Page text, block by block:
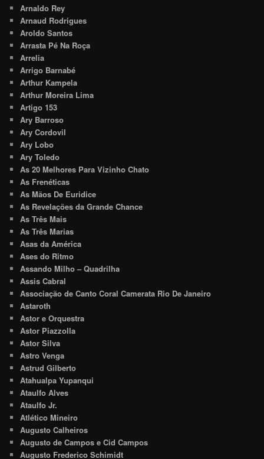
Arnaldo Rey
Arnaud Rodrigues
Aroldo Santos
Arrasta Pé Na Roça
Arrelia
Arrigo Barnabé
Arthur Kampela
Arthur Moreira Lima
Artigo 153
Ary Barroso
Ary Cordovil
Ary Lobo
Ary Toledo
As 20 Melhores Para Vizinho Chato
As Frenéticas
As Mãos De Euridice
As Revelações da Grande Chance
As Três Mais
As Três Marias
Asas da América
Ases do Ritmo
Assando Milho – Quadrilha
Assis Cabral
Associação de Canto Coral Camerata Rio De Janeiro
Astaroth
Astor e Orquestra
Astor Piazzolla
Astor Silva
Astro Venga
Astrud Gilberto
Atahualpa Yupanqui
Ataulfo Alves
Ataulfo Jr.
Atlético Mineiro
Augusto Calheiros
Augusto de Campos e Cid Campos
Augusto Frederico Schimidt